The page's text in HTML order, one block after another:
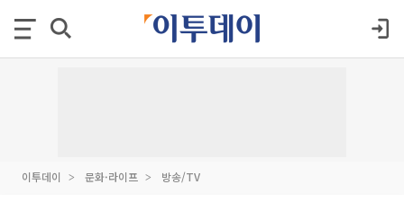
이투데이 문화·라이프 방송/TV